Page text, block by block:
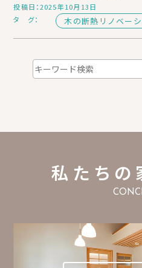
投稿日：2025年10月13日
タ グ：
木の断熱リノベー
私たちの